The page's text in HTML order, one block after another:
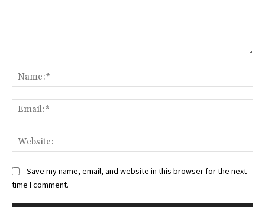
Save my name, email, and website in this browser for the next
time I comment.